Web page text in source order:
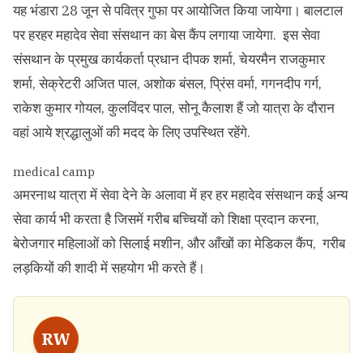
यह भंडारा 28 जून से पवित्र गुफा पर आयोजित किया जायेगा। बालटाल
पर हरहर महादेव सेवा संसथान का बेस कैंप लगाया जायेगा. इस सेवा
संसथान के प्रमुख कार्यकर्ता प्रधान दीपक शर्मा, चेयरमैन राजकुमार
शर्मा, सेक्रेटरी अजित पाल, अशोक बंसल, प्रिंस वर्मा, गगनदीप गर्ग,
राकेश कुमार गोयल, कुलविंदर पाल, सोनू कैलाश हैं जो यात्रा के दौरान
वहां आये श्रद्धालुओं की मदद के लिए उपस्थित रहेंगे.
medical camp
अमरनाथ यात्रा में सेवा देने के अलावा में हर हर महादेव संसथान कई अन्य
सेवा कार्य भी करता है जिसमें गरीब बच्चियों को शिक्षा प्रदान करना,
बेरोजगार महिलाओं को सिलाई मशीन, और आँखों का मेडिकल कैंप, गरीब
लड़कियों की शादी में सहयोग भी करते हैं।
RW